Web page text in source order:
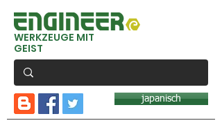
WERKZEUGE MIT
GEIST
japanisch